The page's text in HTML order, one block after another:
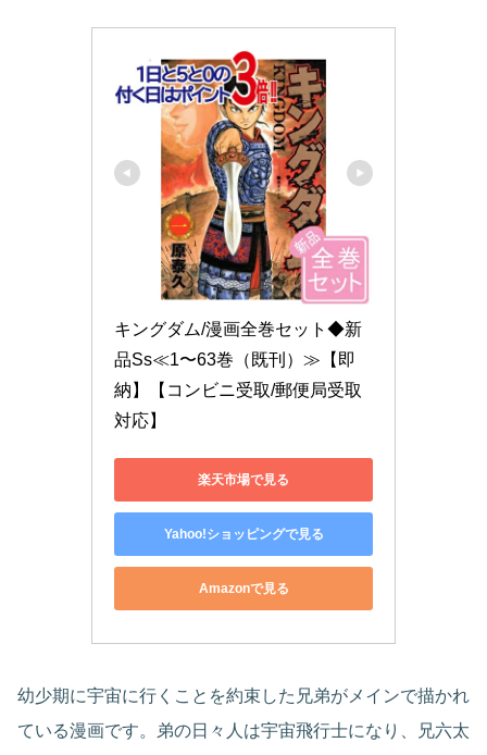
キングダム/漫画全巻セット◆新
品Ss≪1〜63巻（既刊）≫【即
納】【コンビニ受取/郵便局受取
対応】
楽天市場で見る
Yahoo!ショッピングで見る
Amazonで見る
幼少期に宇宙に行くことを約束した兄弟がメインで描かれ
ている漫画です。弟の日々人は宇宙飛行士になり、兄六太